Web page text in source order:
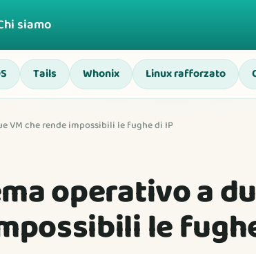
siamo
Tails Whonix Linux rafforzato
VM che rende impossibili le fughe di IP
operativo a
le